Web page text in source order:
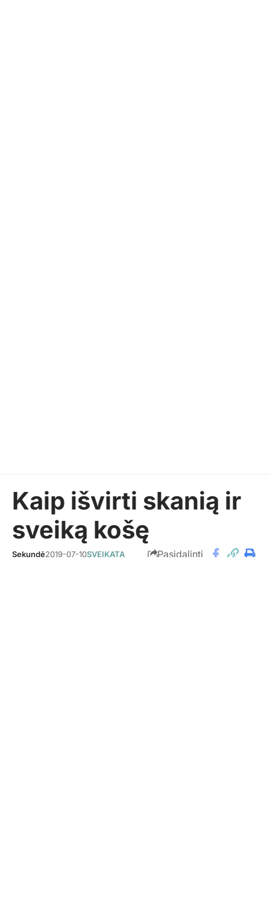
Kaip išvirti skanią ir
sveiką košę
Sekundė2019-07-10SVEIKATA Pasidalinti